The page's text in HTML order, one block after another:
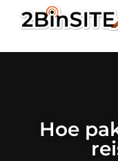
Hoe